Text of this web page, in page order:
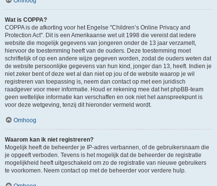
Wat is COPPA?
COPPA is de afkorting voor het Engelse "Children’s Online Privacy and
Protection Act". Dit is een Amerikaanse wet uit 1998 die vereist dat iedere
website die mogelijk gegevens van jongeren onder de 13 jaar verzamelt,
hiervoor de toestemming heeft van de ouders. Deze toestemming moet
schriftelijk of op een andere wijze gegeven worden, zodat de ouders weten dat
de website persoonlijke gegevens van hun kind, jonger dan 13, heeft. Indien je
niet zeker bent of deze wet al dan niet op jou of de website waarop je wil
registreren van toepassing is, neem dan contact op met een juridisch
raadgever voor meer informatie. Houd er rekening mee dat het phpBB-team
geen wettelijke informatie kan verschaffen en ook niet het aanspreekpunt is
voor deze wetgeving, tenzij dit hieronder vermeld wordt.
Omhoog
Waarom kan ik niet registreren?
Mogelijk heeft de beheerder je IP-adres verbannen, of de gebruikersnaam die
je opgeeft verboden. Tevens is het mogelijk dat de beheerder de registratie
mogelijkheid heeft uitgeschakeld om zo de registratie van nieuwe gebruikers
te voorkomen. Neem contact op met de beheerder voor verdere hulp.